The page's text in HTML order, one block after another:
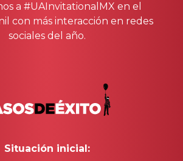
a #UAInvitationalMX en el
con más interacción en redes
sociales del año.
Situación inicial: